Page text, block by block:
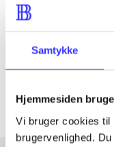
Samtykke
Hjemmesiden
Vi bruger cookies
brugervenlighed.
Tidsskrift
Artiklerne i handler